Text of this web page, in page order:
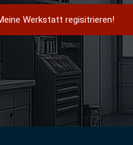
Werkstatt regisitrieren!